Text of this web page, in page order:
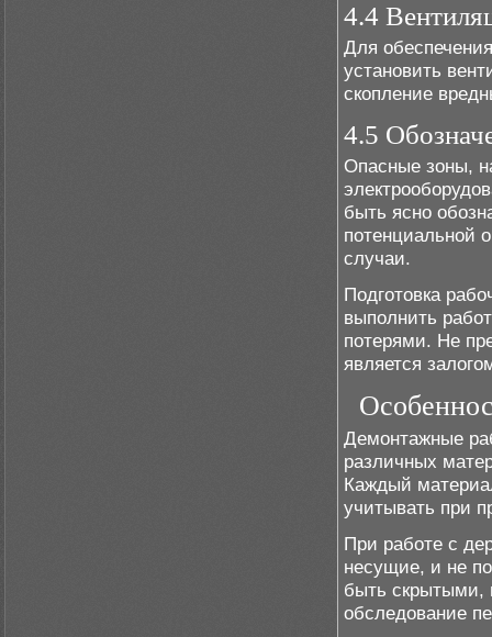
4.4
Для
установить
скопление
4.5
Опасные зоны,
быть ясно
потенциальной
случаи.
Подготовка
выполнить
потерями. Не
является
Демонтажные
различных
Каждый
учитывать при
При работе с
несущие, и не
быть скрытыми,
обследование